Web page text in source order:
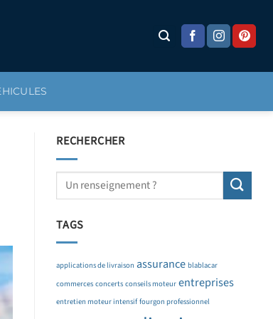
RECHERCHER
TAGS
applications de livraison assurance blablacar
commerces concerts conseils moteur entreprises
entretien moteur intensif fourgon professionnel